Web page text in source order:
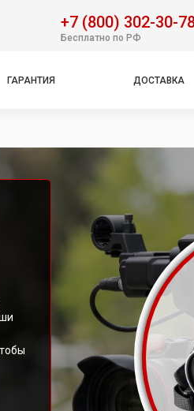
+7 (800) 302-30-
Бесплатно по РФ
ГАРАНТИЯ ДОСТАВКА